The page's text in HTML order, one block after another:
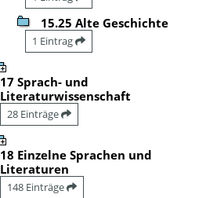
15.25 Alte Geschichte
1 Eintrag
17 Sprach- und
Literaturwissenschaft
28 Einträge
18 Einzelne Sprachen und
Literaturen
148 Einträge